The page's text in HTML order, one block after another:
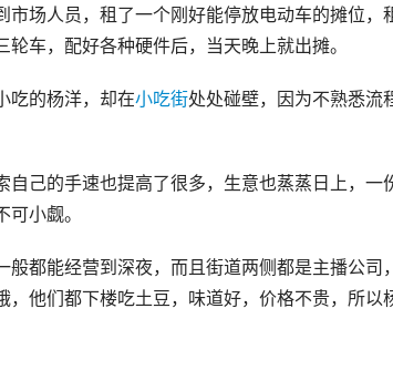
市场人员，租了一个刚好能停放电动车的摊位
轮车，配好各种硬件后，当天晚上就出摊。
吃的杨洋，却在小吃街处处碰壁，因为不熟悉流
自己的手速也提高了很多，生意也蒸蒸日上，
小觑。
般都能经营到深夜，而且街道两侧都是主播公
，他们都下楼吃土豆，味道好，价格不贵，所以